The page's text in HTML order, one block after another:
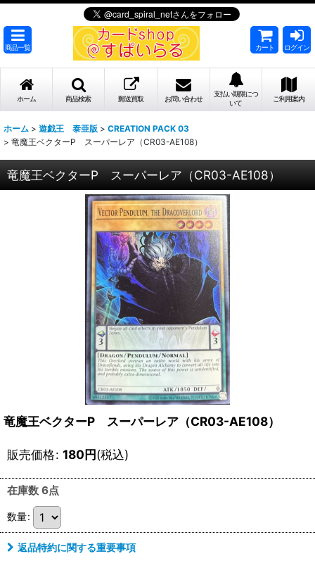
商品一覧 カート ログイン
ホーム 商品検索 郵送買取 お問い合わせ
支払い期限につ
いて
ご利用案内
ホーム > 遊戯王 泰亜版 > CREATION PACK 03
> 竜魔王ベクターP スーパーレア（CR03-AE108）
竜魔王ベクターP スーパーレア（CR03-AE108）
竜魔王ベクターP スーパーレア（CR03-AE108）
販売価格: 180円(税込)
在庫数 6点
数量:
返品特約に関する重要事項